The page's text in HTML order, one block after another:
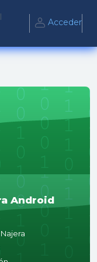
Acceder
Android